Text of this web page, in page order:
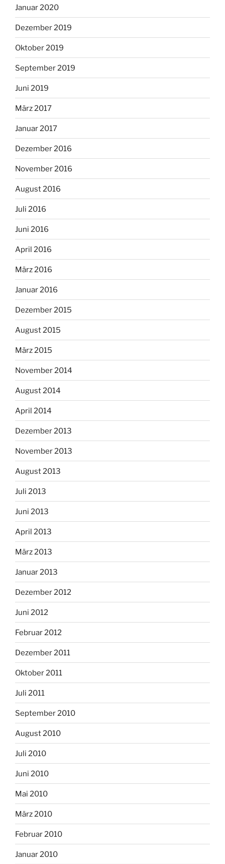
Januar 2020
Dezember 2019
Oktober 2019
September 2019
Juni 2019
März 2017
Januar 2017
Dezember 2016
November 2016
August 2016
Juli 2016
Juni 2016
April 2016
März 2016
Januar 2016
Dezember 2015
August 2015
März 2015
November 2014
August 2014
April 2014
Dezember 2013
November 2013
August 2013
Juli 2013
Juni 2013
April 2013
März 2013
Januar 2013
Dezember 2012
Juni 2012
Februar 2012
Dezember 2011
Oktober 2011
Juli 2011
September 2010
August 2010
Juli 2010
Juni 2010
Mai 2010
März 2010
Februar 2010
Januar 2010